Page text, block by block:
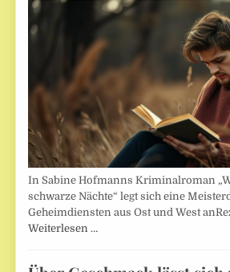
In Sabine Hofmanns Kriminalroman
schwarze Nächte“ legt sich eine
Geheimdiensten aus Ost und West
Weiterlesen …